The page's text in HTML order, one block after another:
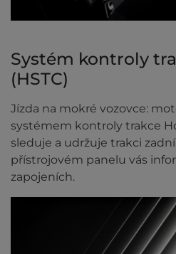
Systém kontroly
(HSTC)
Jízda na mokré vozovce:
systémem kontroly trakce
sleduje a udržuje trakci
přístrojovém panelu vás
zapojeních.